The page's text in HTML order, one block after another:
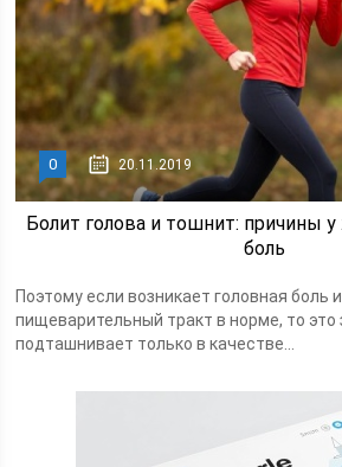
0 20.11.2019
Болит голова и тошнит: причины
боль
Поэтому если возникает головная боль
пищеварительный тракт в норме, то это
подташнивает только в качестве...